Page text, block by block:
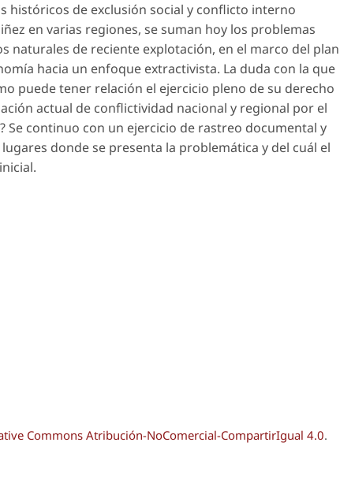
históricos de exclusión social y conflicto interno
en varias regiones, se suman hoy los problemas
naturales de reciente explotación, en el marco del plan
hacia un enfoque extractivista. La duda con la que
puede tener relación el ejercicio pleno de su derecho
actual de conflictividad nacional y regional por el
continuo con un ejercicio de rastreo documental y
donde se presenta la problemática y del cuál el
Commons Atribución-NoComercial-CompartirIgual 4.0.